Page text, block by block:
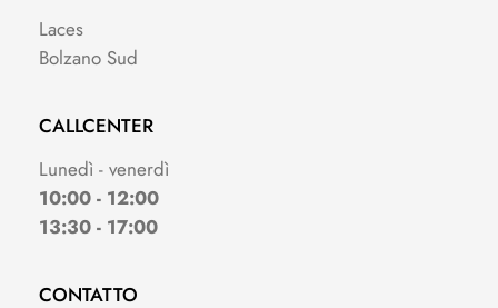
Laces
Bolzano Sud
CALLCENTER
Lunedì - venerdì
10:00 - 12:00
13:30 - 17:00
CONTATTO